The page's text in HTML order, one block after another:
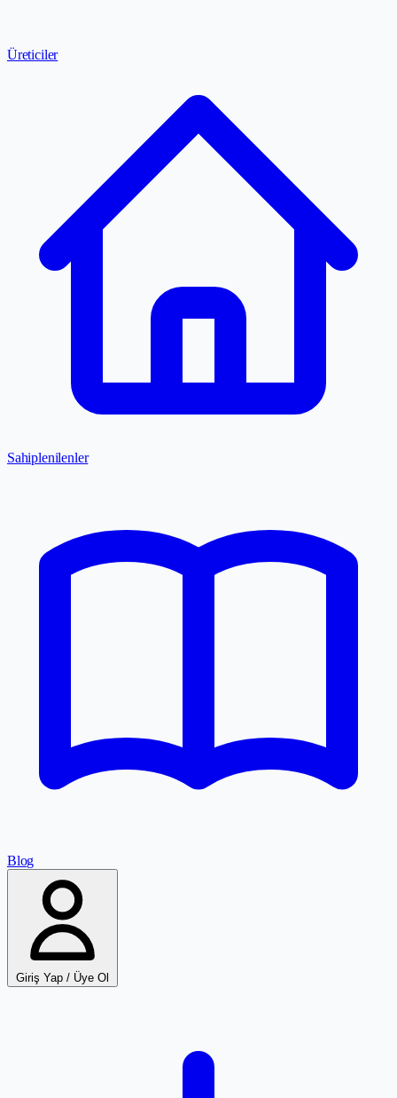
Üreticiler
Sahiplenilenler
Blog
Giriş Yap / Üye Ol